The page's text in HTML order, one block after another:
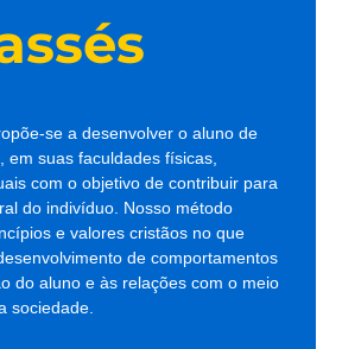
se a desenvolver o aluno de
em suas faculdades físicas,
com o objetivo de contribuir para
do indivíduo. Nosso método
e valores cristãos no que
de comportamentos
do aluno e às relações com o meio
sociedade.